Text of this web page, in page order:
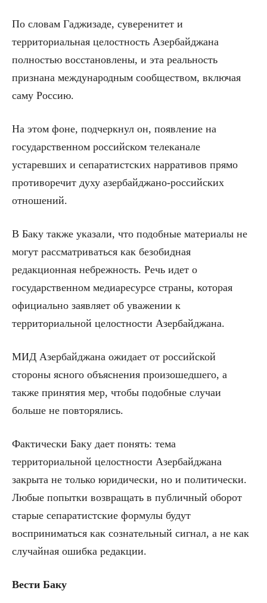
По словам Гаджизаде, суверенитет и
территориальная целостность Азербайджана
полностью восстановлены, и эта реальность
признана международным сообществом, включая
саму Россию.
На этом фоне, подчеркнул он, появление на
государственном российском телеканале
устаревших и сепаратистских нарративов прямо
противоречит духу азербайджано-российских
отношений.
В Баку также указали, что подобные материалы не
могут рассматриваться как безобидная
редакционная небрежность. Речь идет о
государственном медиаресурсе страны, которая
официально заявляет об уважении к
территориальной целостности Азербайджана.
МИД Азербайджана ожидает от российской
стороны ясного объяснения произошедшего, а
также принятия мер, чтобы подобные случаи
больше не повторялись.
Фактически Баку дает понять: тема
территориальной целостности Азербайджана
закрыта не только юридически, но и политически.
Любые попытки возвращать в публичный оборот
старые сепаратистские формулы будут
восприниматься как сознательный сигнал, а не как
случайная ошибка редакции.
Вести Баку